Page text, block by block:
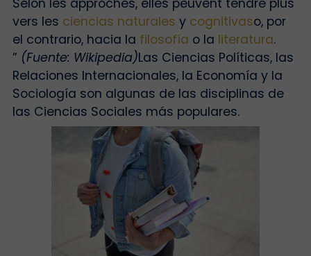
Selon les approches, elles peuvent tendre plus
vers les ciencias naturales y cognitivaso, por
el contrario, hacia la filosofía o la literatura.
” (Fuente: Wikipedia)Las Ciencias Políticas, las
Relaciones Internacionales, la Economía y la
Sociología son algunas de las disciplinas de
las Ciencias Sociales más populares.